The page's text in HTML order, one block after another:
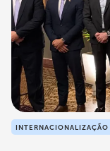
INTERNACIONALIZAÇÃO